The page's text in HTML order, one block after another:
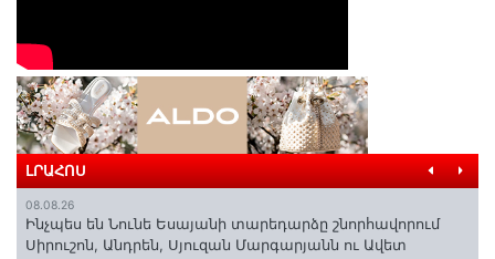
ԼՐԱՀՈՍ
08.08.26
Ինչպես են Նունե Եսայանի տարեդարձը շնորհավորում
Սիրուշոն, Անդրեն, Սյուզան Մարգարյանն ու Ավետ